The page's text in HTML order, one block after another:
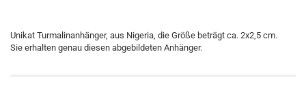
Unikat Turmalinanhänger, aus Nigeria, die Größe beträgt ca. 2x2,5 cm.
Sie erhalten genau diesen abgebildeten Anhänger.